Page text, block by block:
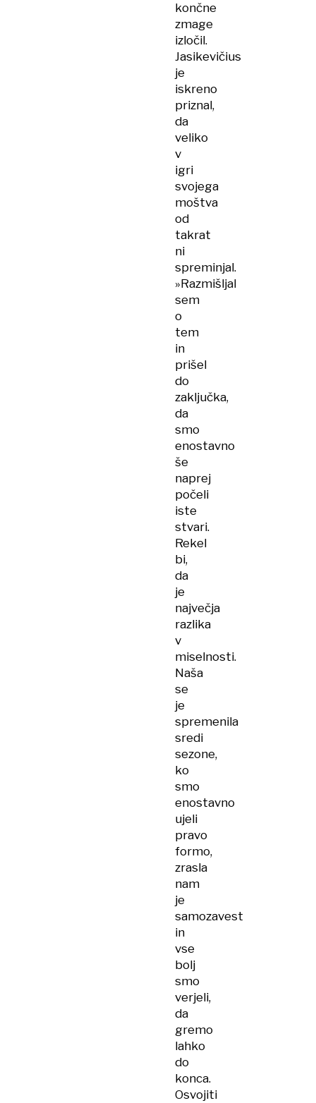
končne
zmage
izločil.
Jasikevičius
je
iskreno
priznal,
da
veliko
v
igri
svojega
moštva
od
takrat
ni
spreminjal.
»Razmišljal
sem
o
tem
in
prišel
do
zaključka,
da
smo
enostavno
še
naprej
počeli
iste
stvari.
Rekel
bi,
da
je
največja
razlika
v
miselnosti.
Naša
se
je
spremenila
sredi
sezone,
ko
smo
enostavno
ujeli
pravo
formo,
zrasla
nam
je
samozavest
in
vse
bolj
smo
verjeli,
da
gremo
lahko
do
konca.
Osvojiti